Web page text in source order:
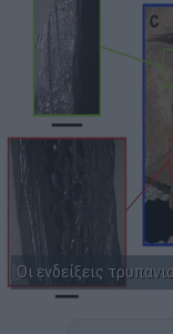
Οι ενδείξεις